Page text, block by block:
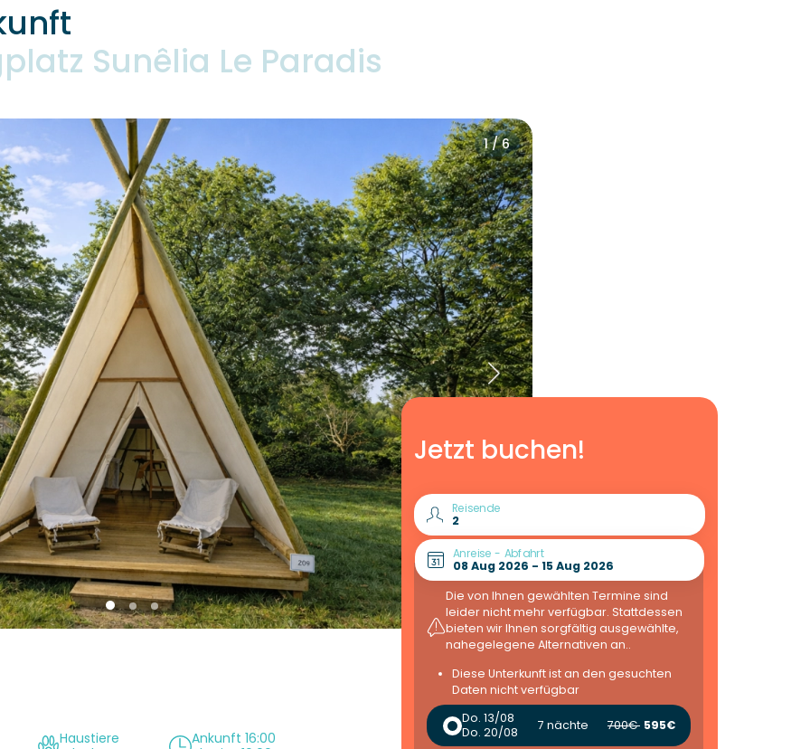
Sunêlia Le Paradis
Jetzt buchen!
Reisende
Anreise - Abfahrt
Die von Ihnen gewählten Termine sind
leider nicht mehr verfügbar. Stattdessen
bieten wir Ihnen sorgfältig ausgewählte,
nahegelegene Alternativen an..
Diese Unterkunft ist an den gesuchten
Daten nicht verfügbar
Do. 13/08
Do. 20/08
7 nächte 700€ 595€
1 / 6
Haustiere
Ankunft 16:00